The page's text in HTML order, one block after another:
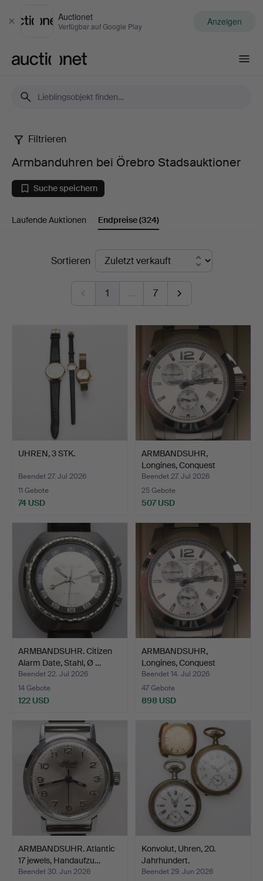
Schließen
Auctionet
Verfügbar auf Google Play Anzeigen
Armbanduhren
bei
Örebro
Stadsauktioner
Filtrieren
Armbanduhren bei Örebro Stadsauktioner
Suche speichern
Laufende Auktionen Endpreise(324)
EndpreiseSortieren
1 … 7
UHREN, 3 STK.
Beendet 27. Jul 2026
11 Gebote
74 USD
ARMBANDSUHR,
Longines, Conquest
Quartz-Chr…
Beendet 27. Jul 2026
25 Gebote
507 USD
ARMBANDSUHR. Citizen
Alarm Date, Stahl, Ø …
Beendet 22. Jul 2026
14 Gebote
122 USD
ARMBANDSUHR,
Longines, Conquest
Quartz-Chr…
Beendet 14. Jul 2026
47 Gebote
898 USD
ARMBANDSUHR. Atlantic
17 jewels, Handaufzu…
Beendet 30. Jun 2026
Konvolut, Uhren, 20.
Jahrhundert.
Beendet 29. Jun 2026